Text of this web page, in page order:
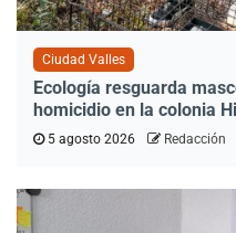
Ciudad Valles
Ecología resguarda
homicidio en la colonia
5 agosto 2026 Redacción